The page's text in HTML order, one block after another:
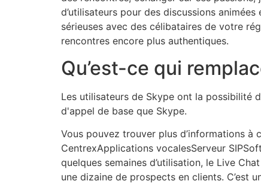
d’utilisateurs pour des discussions
sérieuses avec des célibataires de votre
rencontres encore plus authentiques.
Qu’est-ce qui
Les utilisateurs de Skype ont la possibilité
d'appel de base que Skype.
Vous pouvez trouver plus d’informations à
CentrexApplications vocalesServeur
quelques semaines d’utilisation, le Live
une dizaine de prospects en clients. C’est